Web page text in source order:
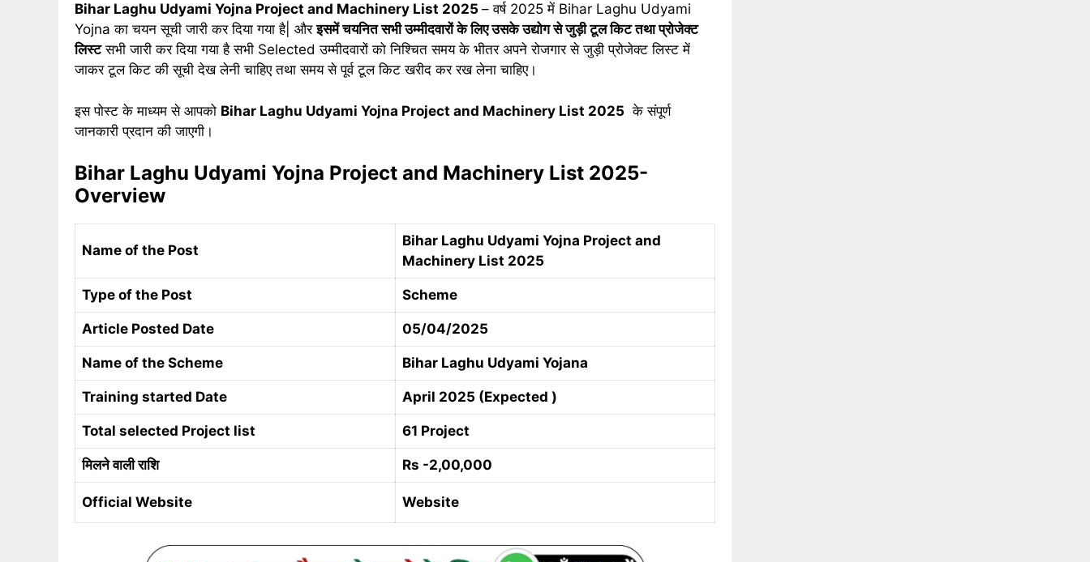
Bihar Laghu Udyami Yojna Project and Machinery List 2025 – वर्ष 2025 में Bihar Laghu Udyami
Yojna का चयन सूची जारी कर दिया गया है| औरइसमें चयनित सभी उम्मीदवारों के लिए उसके उद्योग से जुड़ी टूल किट तथा प्रोजेक्ट
लिस्टसभी जारी कर दिया गया है सभी Selected उम्मीदवारों को निश्चित समय के भीतर अपने रोजगार से जुड़ी प्रोजेक्ट लिस्ट में
जाकर टूल किट की सूची देख लेनी चाहिए तथा समय से पूर्व टूल किट खरीद कर रख लेना चाहिए।
इस पोस्ट के माध्यम से आपको Bihar Laghu Udyami Yojna Project and Machinery List 2025 के संपूर्ण
जानकारी प्रदान की जाएगी।
Bihar Laghu Udyami Yojna Project and Machinery List 2025-
Overview
Name of the Post
Bihar Laghu Udyami Yojna Project and
Machinery List 2025
Type of the Post Scheme
Article Posted Date 05/04/2025
Name of the Scheme Bihar Laghu Udyami Yojana
Training started Date April 2025 (Expected )
Total selected Project list 61 Project
मिलने वाली राशि Rs -2,00,000
Official Website Website